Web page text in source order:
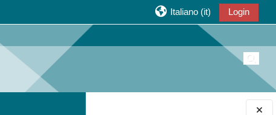
Italiano ‎(it)‎ Login